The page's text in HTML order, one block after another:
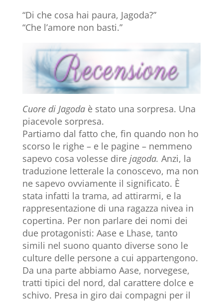
“Di che cosa hai paura, Jagoda?”
“Che l’amore non basti.”
Cuore di Jagodaè stato una sorpresa. Una
piacevole sorpresa.
Partiamo dal fatto che, fin quando non ho
scorso le righe – e le pagine – nemmeno
sapevo cosa volesse dire jagoda. Anzi, la
traduzione letterale la conoscevo, ma non
ne sapevo ovviamente il significato. È
stata infatti la trama, ad attirarmi, e la
rappresentazione di una ragazza nivea in
copertina. Per non parlare dei nomi dei
due protagonisti: Aase e Lhase, tanto
simili nel suono quanto diverse sono le
culture delle persone a cui appartengono.
Da una parte abbiamo Aase, norvegese,
tratti tipici del nord, dal carattere dolce e
schivo. Presa in giro dai compagni per il